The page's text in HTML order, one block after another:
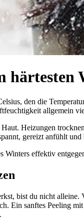
härtesten
den die
allgemein
Heizungen
gereizt anfühlt und
Winters effektiv
bist du nicht
Ein sanftes Peeling